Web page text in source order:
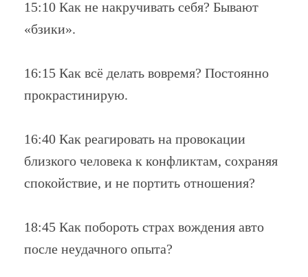
15:10 Как не накручивать себя? Бывают
«бзики».
16:15 Как всё делать вовремя? Постоянно
прокрастинирую.
16:40 Как реагировать на провокации
близкого человека к конфликтам, сохраняя
спокойствие, и не портить отношения?
18:45 Как побороть страх вождения авто
после неудачного опыта?